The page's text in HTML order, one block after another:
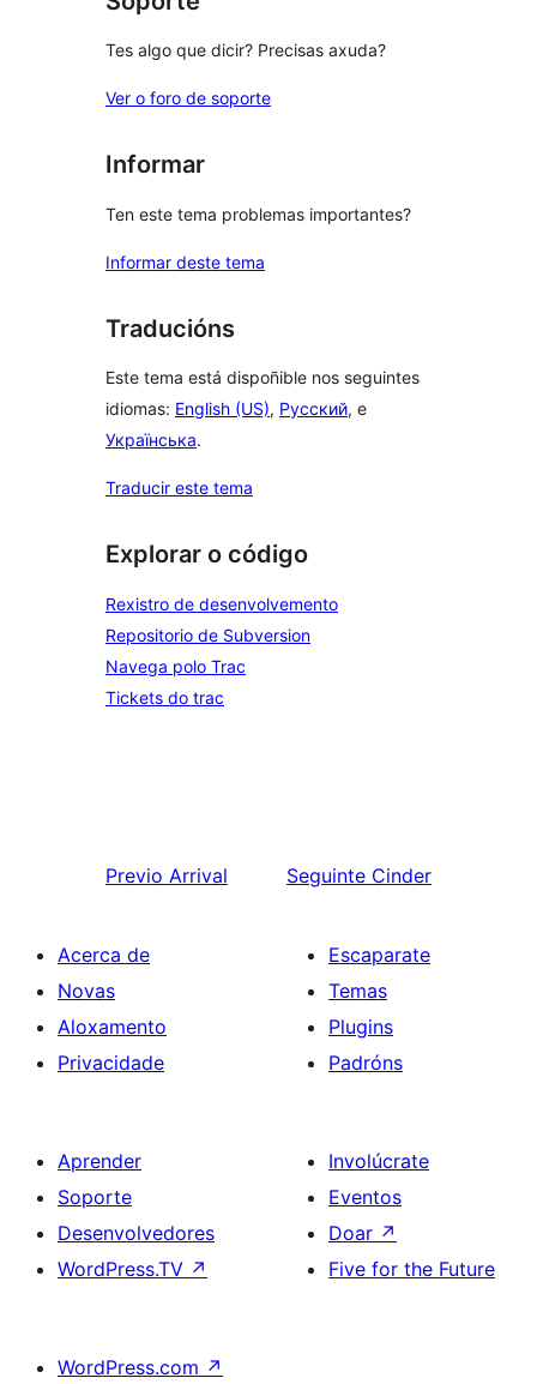
Tes algo que dicir? Precisas axuda?
Ver o foro de soporte
Informar
Ten este tema problemas importantes?
Informar deste tema
Traducións
Este tema está dispoñible nos seguintes
idiomas: English (US), Русский, e
Українська.
Traducir este tema
Explorar o código
Rexistro de desenvolvemento
Repositorio de Subversion
Navega polo Trac
Tickets do trac
Previo Arrival Seguinte Cinder
Acerca de
Novas
Aloxamento
Privacidade
Escaparate
Temas
Plugins
Padróns
Aprender
Soporte
Desenvolvedores
WordPress.TV ↗
Involúcrate
Eventos
Doar ↗
Five for the Future
WordPress.com ↗